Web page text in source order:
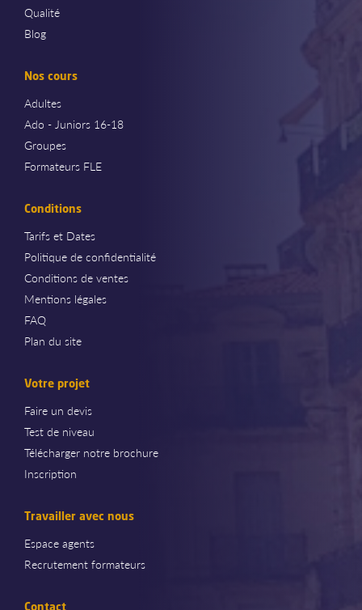
Qualité
Blog
Nos cours
Adultes
Ado - Juniors 16-18
Groupes
Formateurs FLE
Conditions
Tarifs et Dates
Politique de confidentialité
Conditions de ventes
Mentions légales
FAQ
Plan du site
Votre projet
Faire un devis
Test de niveau
Télécharger notre brochure
Inscription
Travailler avec nous
Espace agents
Recrutement formateurs
Contact